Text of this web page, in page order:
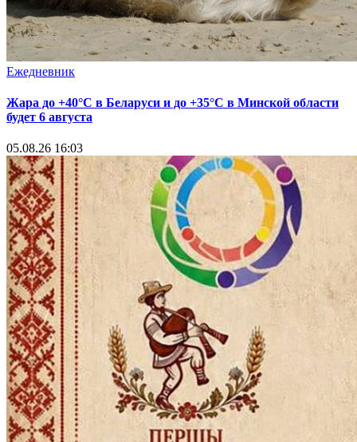
Ежедневник
Жара до +40°С в Беларуси и до +35°С в Минской области
будет 6 августа
05.08.26 16:03